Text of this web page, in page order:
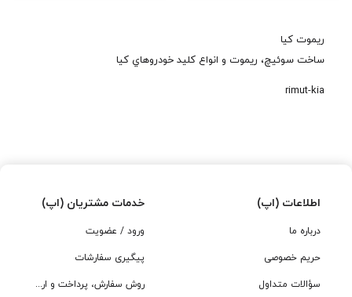
ريموت کيا
ساخت سوئيچ، ريموت و انواع کليد خودروهاي کيا
rimut-kia
اطلاعات (اپ)
درباره ما
حریم خصوصی
سؤالات متداول
خدمات مشتریان (اپ)
ورود / عضویت
پیگیری سفارشات
روش سفارش، پرداخت و ارسال